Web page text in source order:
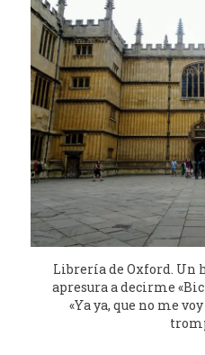
Librería de Oxford. Un
apresura a decirme
«Ya ya, que no me